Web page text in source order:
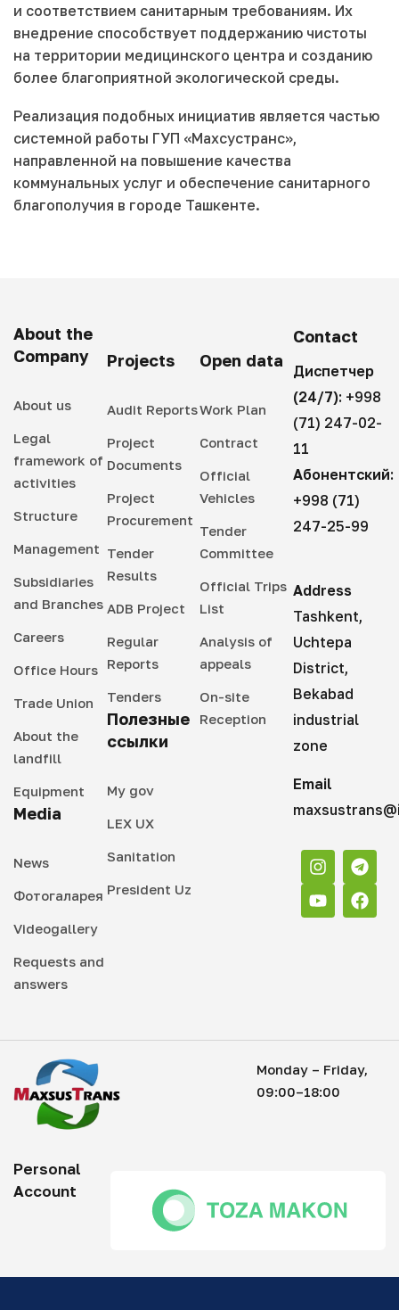
и соответствием санитарным требованиям. Их
внедрение способствует поддержанию чистоты
на территории медицинского центра и созданию
более благоприятной экологической среды.
Реализация подобных инициатив является частью
системной работы ГУП «Махсустранс»,
направленной на повышение качества
коммунальных услуг и обеспечение санитарного
благополучия в городе Ташкенте.
About the
Company
About us
Legal
framework of
activities
Structure
Management
Subsidiaries
and Branches
Careers
Office Hours
Trade Union
About the
landfill
Equipment
Media
News
Фотогаларея
Videogallery
Requests and
answers
Projects
Audit Reports
Project
Documents
Project
Procurement
Tender
Results
ADB Project
Regular
Reports
Tenders
Полезные
ссылки
My gov
LEX UX
Sanitation
President Uz
Open data
Work Plan
Contract
Official
Vehicles
Tender
Committee
Official Trips
List
Analysis of
appeals
On-site
Reception
Contact
Диспетчер
(24/7): +998
(71) 247-02-
11
Абонентский:
+998 (71)
247-25-99
Address
Tashkent,
Uchtepa
District,
Bekabad
industrial
zone
Email
Monday – Friday,
09:00–18:00
Personal
Account